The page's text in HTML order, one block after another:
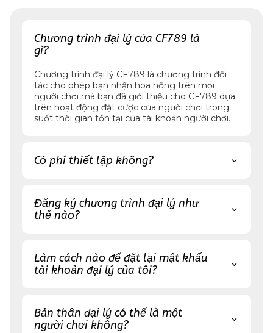
Chương trình đại lý của CF789 là
gì?
Chương trình đại lý CF789 là chương trình đối
tác cho phép bạn nhận hoa hồng trên mọi
người chơi mà bạn đã giới thiệu cho CF789 dựa
trên hoạt động đặt cược của người chơi trong
suốt thời gian tồn tại của tài khoản người chơi.
Có phí thiết lập không?
Đăng ký chương trình đại lý như
thế nào?
Làm cách nào để đặt lại mật khẩu
tài khoản đại lý của tôi?
Bản thân đại lý có thể là một
người chơi không?